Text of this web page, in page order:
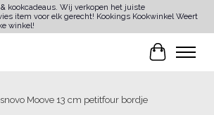
kookcadeaus. Wij verkopen het juiste
item voor elk gerecht! Kookings Kookwinkel Weert
winkel!
Moove 13 cm petitfour bordje